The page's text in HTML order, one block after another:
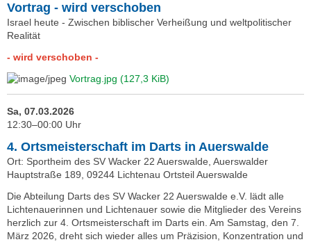
Vortrag - wird verschoben
Israel heute - Zwischen biblischer Verheißung und weltpolitischer
Realität
- wird verschoben -
Vortrag.jpg (127,3 KiB)
Sa, 07.03.2026
12:30–00:00 Uhr
4. Ortsmeisterschaft im Darts in Auerswalde
Ort: Sportheim des SV Wacker 22 Auerswalde, Auerswalder
Hauptstraße 189, 09244 Lichtenau Ortsteil Auerswalde
Die Abteilung Darts des SV Wacker 22 Auerswalde e.V. lädt alle
Lichtenauerinnen und Lichtenauer sowie die Mitglieder des Vereins
herzlich zur 4. Ortsmeisterschaft im Darts ein. Am Samstag, den 7.
März 2026, dreht sich wieder alles um Präzision, Konzentration und